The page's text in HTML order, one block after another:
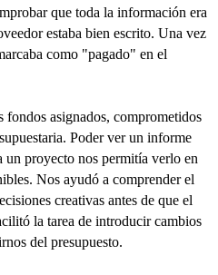
que toda la información era
estaba bien escrito. Una vez
como "pagado" en el
fondos asignados, comprometidos
Poder ver un informe
un proyecto nos permitía verlo en
Nos ayudó a comprender el
creativas antes de que el
la tarea de introducir cambios
del presupuesto.